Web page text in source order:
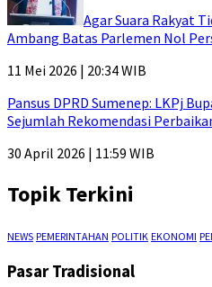
Agar Suara Rakyat
Ambang Batas Parlemen Nol
11 Mei 2026 | 20:34 WIB
Pansus DPRD Sumenep: LKPj
Sejumlah Rekomendasi
30 April 2026 | 11:59 WIB
Topik Terkini
NEWS PEMERINTAHAN POLITIK EKONOMI
Pasar Tradisional